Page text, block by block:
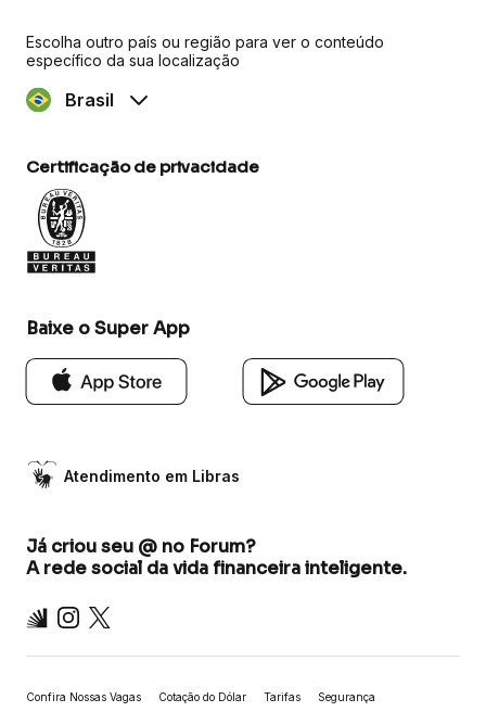
Escolha outro país ou região para ver o conteúdo
específico da sua localização
Brasil
Certificação de privacidade
Baixe o Super App
Atendimento em Libras
Já criou seu @ no Forum?
A rede social da vida financeira inteligente.
Inter Instagram
X
Confira Nossas Vagas Cotação do Dólar Tarifas Segurança